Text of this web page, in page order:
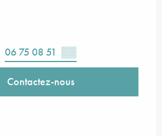
06 75 08 51 ▒▒
Contactez-nous